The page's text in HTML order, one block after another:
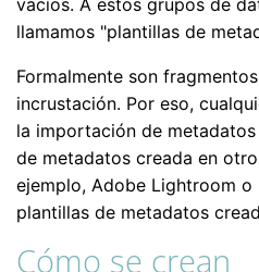
vacíos. A estos grupos de
llamamos "plantillas de
Formalmente son
incrustación. Por eso,
la importación de
de metadatos creada en
ejemplo, Adobe Lightroom o
plantillas de metadatos
Cómo se crean